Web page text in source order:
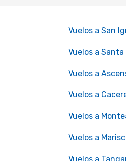
Vuelos a San
Vuelos a Santa
Vuelos a
Vuelos a
Vuelos a
Vuelos a
Vuelos a